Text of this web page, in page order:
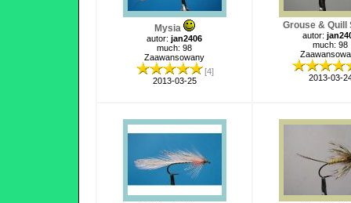
Mysia
autor: jan2406
much: 98
Zaawansowany
[4]
2013-03-25
Grouse & Quill
autor:
much: 98
2013-03-